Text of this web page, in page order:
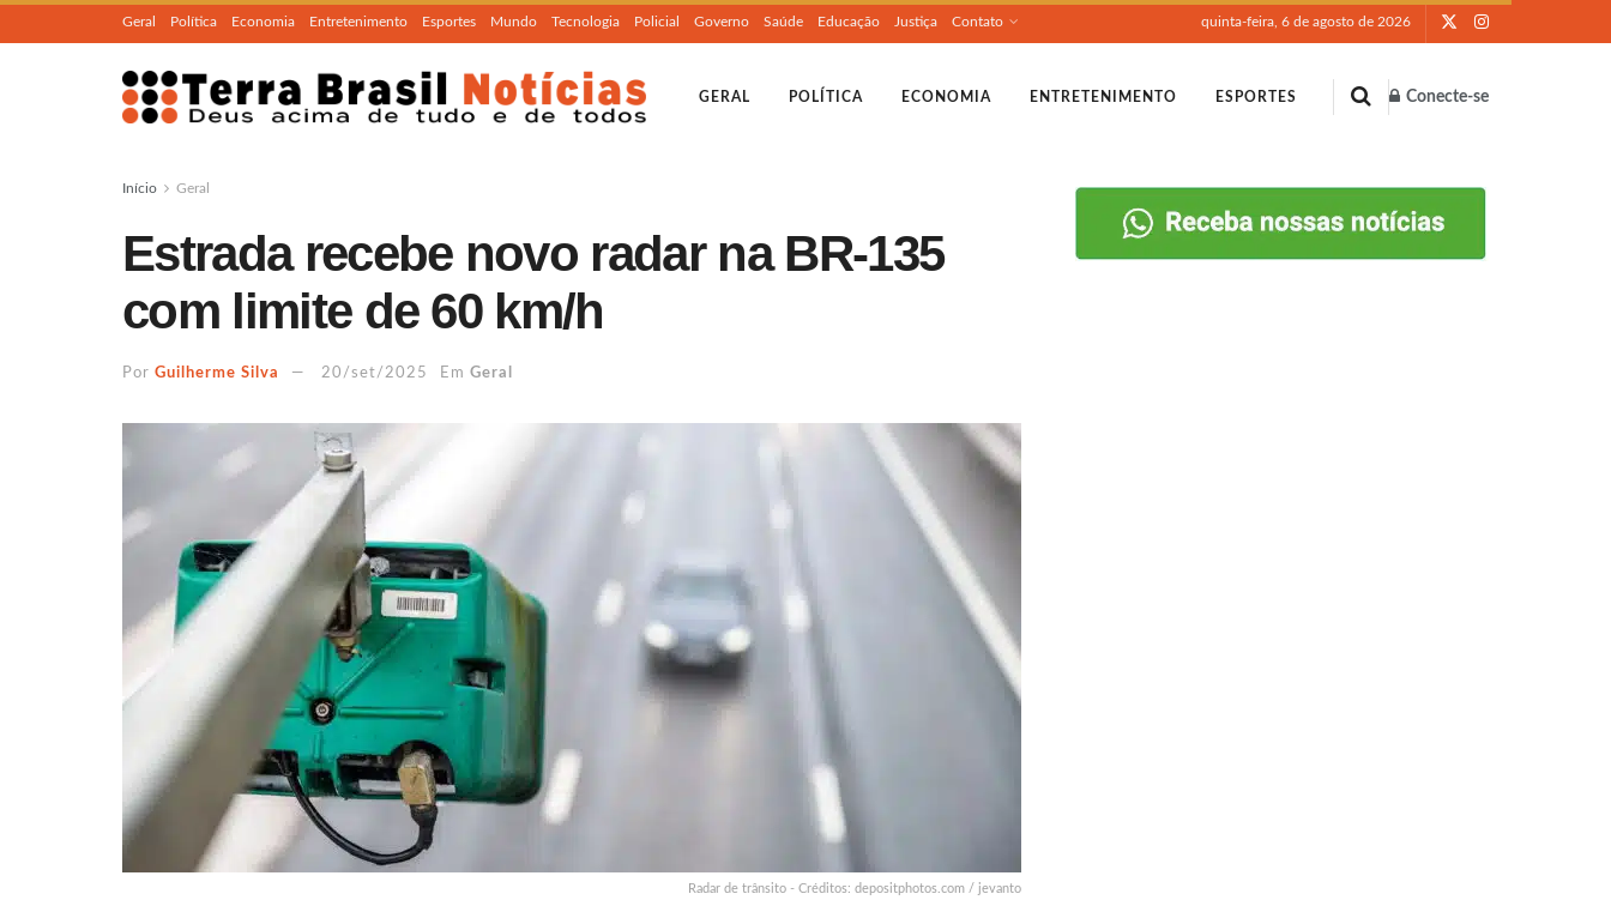
Geral Política Economia Entretenimento Esportes Mundo Tecnologia Policial Governo Saúde Educação Justiça Contato quinta-feira, 6 de agosto de 2026
GERAL POLÍTICA ECONOMIA ENTRETENIMENTO ESPORTES Conecte-se
Início Geral
Estrada recebe novo radar na BR-135
com limite de 60 km/h
Por Guilherme Silva 20/set/2025 Em Geral
Radar de trânsito - Créditos: depositphotos.com / jevanto